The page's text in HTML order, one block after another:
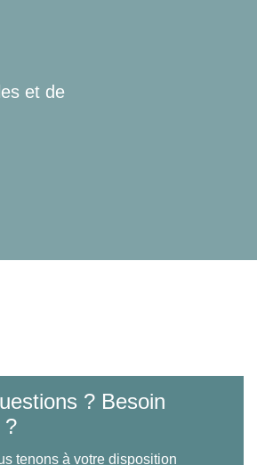
et de
? Besoin
?
tenons à votre disposition